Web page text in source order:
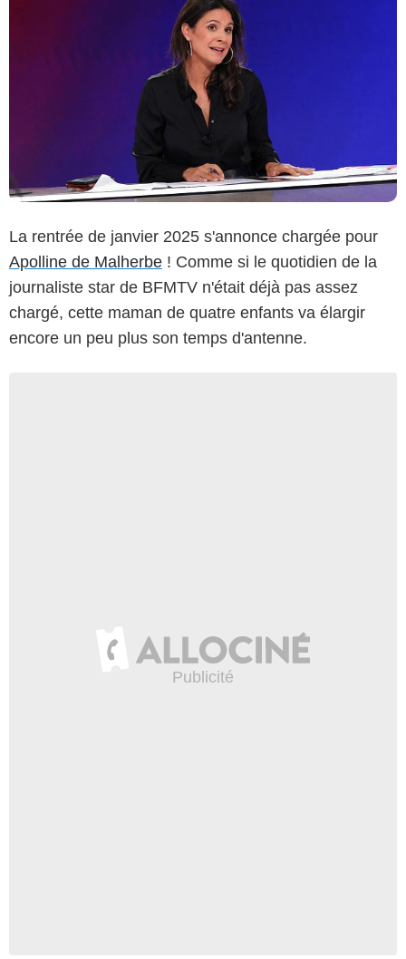
La rentrée de janvier 2025 s'annonce chargée pour
Apolline de Malherbe ! Comme si le quotidien de la
journaliste star de BFMTV n'était déjà pas assez
chargé, cette maman de quatre enfants va élargir
encore un peu plus son temps d'antenne.